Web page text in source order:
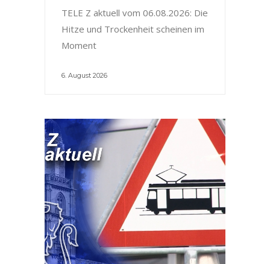
TELE Z aktuell vom 06.08.2026: Die
Hitze und Trockenheit scheinen im
Moment
6. August 2026